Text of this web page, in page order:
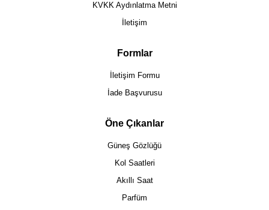
KVKK Aydınlatma Metni
İletişim
Formlar
İletişim Formu
İade Başvurusu
Öne Çıkanlar
Güneş Gözlüğü
Kol Saatleri
Akıllı Saat
Parfüm